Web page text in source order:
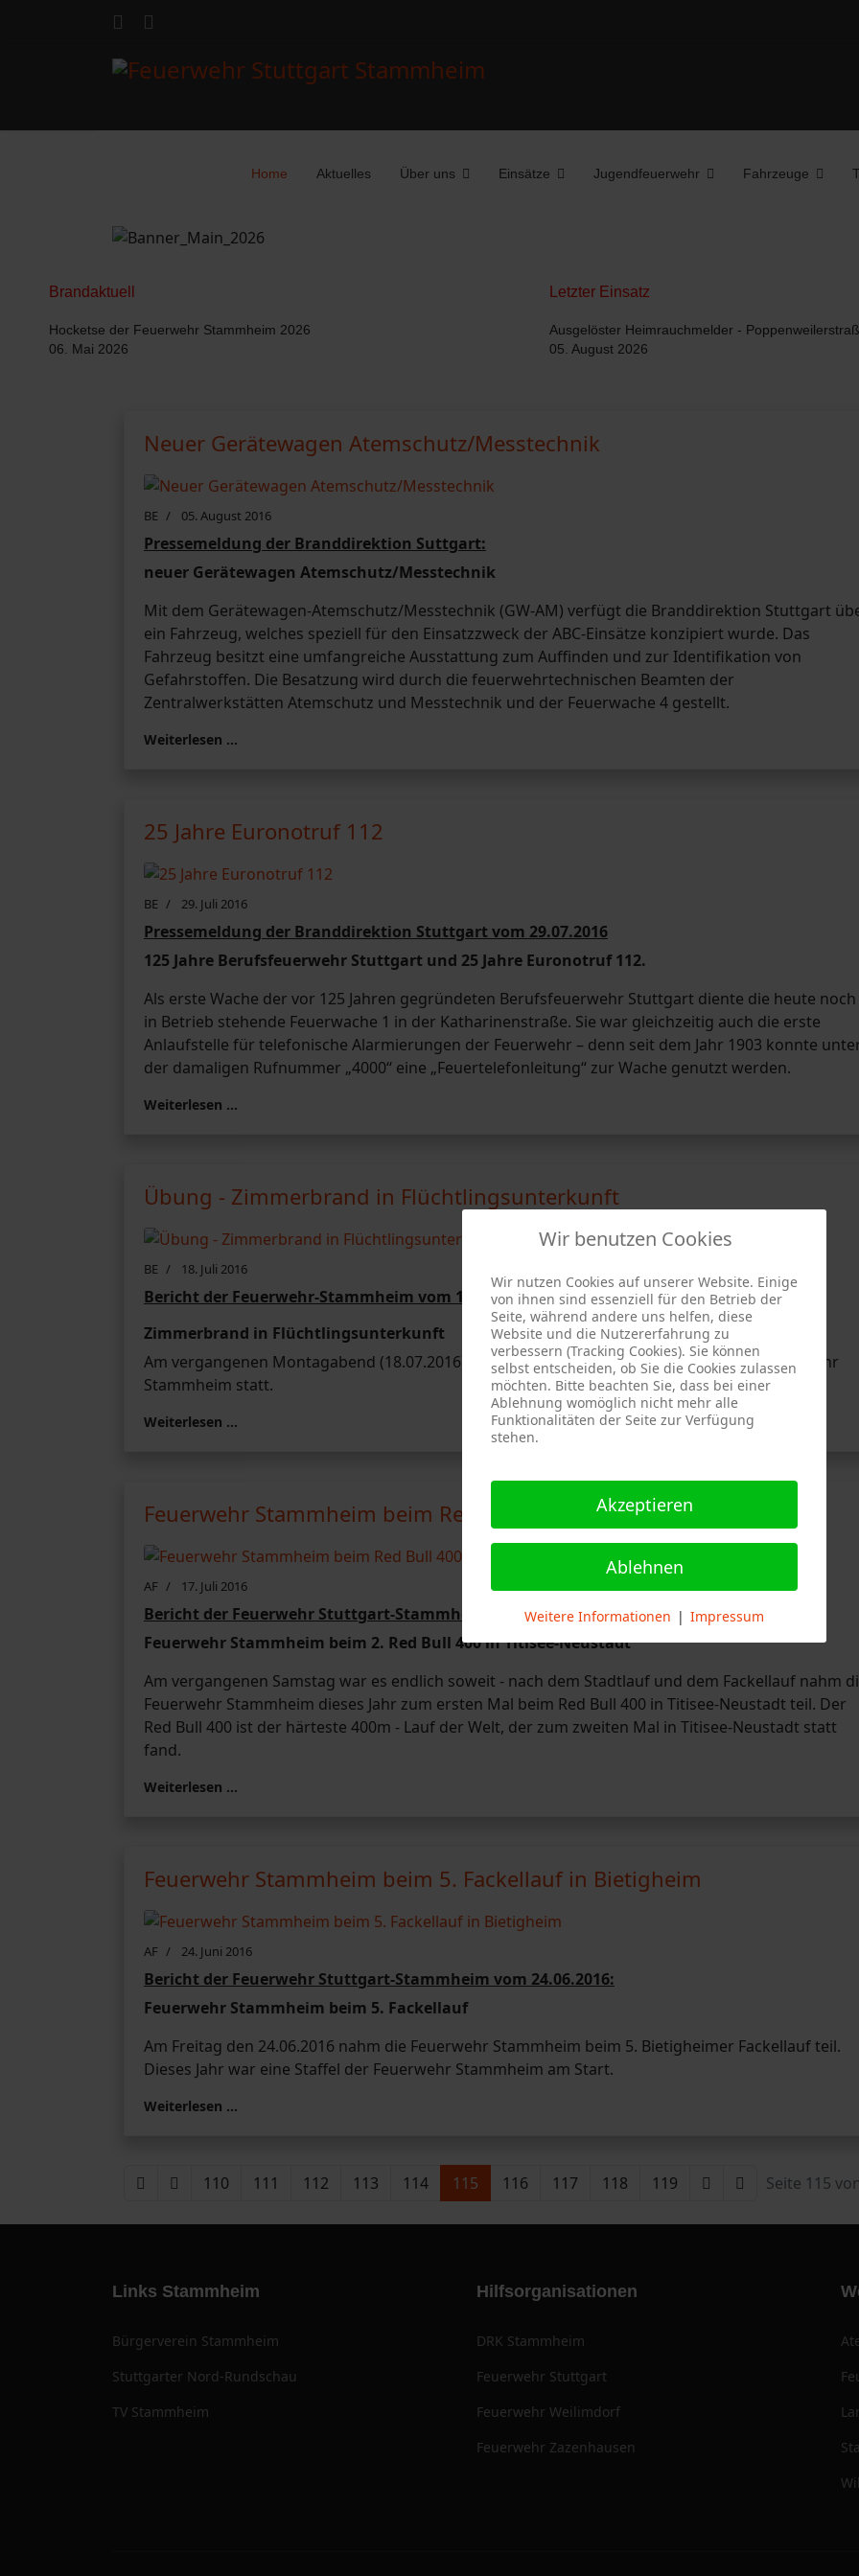
Home Aktuelles Über uns Einsätze Jugendfeuerwehr Fahrzeuge
Brandaktuell
Hocketse der Feuerwehr Stammheim 2026
06. Mai 2026
Letzter Einsatz
Ausgelöster Heimrauchmelder -
05. August 2026
Neuer Gerätewagen Atemschutz/Messtechnik
BE 05. August 2016
Pressemeldung der Branddirektion Suttgart:
neuer Gerätewagen Atemschutz/Messtechnik
Mit dem Gerätewagen-Atemschutz/Messtechnik (GW-AM) verfügt die Branddirektion Stuttgart
ein Fahrzeug, welches speziell für den Einsatzzweck der ABC-Einsätze konzipiert wurde. Das
Fahrzeug besitzt eine umfangreiche Ausstattung zum Auffinden und zur Identifikation von
Gefahrstoffen. Die Besatzung wird durch die feuerwehrtechnischen Beamten der
Zentralwerkstätten Atemschutz und Messtechnik und der Feuerwache 4 gestellt.
Weiterlesen …
25 Jahre Euronotruf 112
BE 29. Juli 2016
Pressemeldung der Branddirektion Stuttgart vom 29.07.2016
125 Jahre Berufsfeuerwehr Stuttgart und 25 Jahre Euronotruf 112.
Als erste Wache der vor 125 Jahren gegründeten Berufsfeuerwehr Stuttgart diente die heute noch
in Betrieb stehende Feuerwache 1 in der Katharinenstraße. Sie war gleichzeitig auch die erste
Anlaufstelle für telefonische Alarmierungen der Feuerwehr – denn seit dem Jahr 1903 konnte
der damaligen Rufnummer „4000“ eine „Feuertelefonleitung“ zur Wache genutzt werden.
Weiterlesen …
Übung - Zimmerbrand in Flüchtlingsunterkunft
BE 18. Juli 2016
Bericht der Feuerwehr-Stammheim vom 18.07.2016:
Zimmerbrand in Flüchtlingsunterkunft
Am vergangenen Montagabend (18.07.2016) fand eine Einsatzübung der Freiwilligen Feuerwehr
Stammheim statt.
Weiterlesen …
Feuerwehr Stammheim beim Red Bull 400 in Titisee-Neustadt
AF 17. Juli 2016
Bericht der Feuerwehr Stuttgart-Stammheim vom 16.07.2016:
Feuerwehr Stammheim beim 2. Red Bull 400 in Titisee-Neustadt
Am vergangenen Samstag war es endlich soweit - nach dem Stadtlauf und dem Fackellauf nahm
Feuerwehr Stammheim dieses Jahr zum ersten Mal beim Red Bull 400 in Titisee-Neustadt teil. Der
Red Bull 400 ist der härteste 400m - Lauf der Welt, der zum zweiten Mal in Titisee-Neustadt statt
fand.
Weiterlesen …
Feuerwehr Stammheim beim 5. Fackellauf in Bietigheim
AF 24. Juni 2016
Bericht der Feuerwehr Stuttgart-Stammheim vom 24.06.2016:
Feuerwehr Stammheim beim 5. Fackellauf
Am Freitag den 24.06.2016 nahm die Feuerwehr Stammheim beim 5. Bietigheimer Fackellauf teil.
Dieses Jahr war eine Staffel der Feuerwehr Stammheim am Start.
Weiterlesen …
110 111 112 113 114 115 116 117 118 119 Seite 115
Links Stammheim
Bürgerverein Stammheim
Stuttgarter Nord-Rundschau
TV Stammheim
Hilfsorganisationen
DRK Stammheim
Feuerwehr Stuttgart
Feuerwehr Weilimdorf
Feuerwehr Zazenhausen
Wir benutzen Cookies
Wir nutzen Cookies auf unserer Website. Einige
von ihnen sind essenziell für den Betrieb der
Seite, während andere uns helfen, diese
Website und die Nutzererfahrung zu
verbessern (Tracking Cookies). Sie können
selbst entscheiden, ob Sie die Cookies zulassen
möchten. Bitte beachten Sie, dass bei einer
Ablehnung womöglich nicht mehr alle
Funktionalitäten der Seite zur Verfügung
stehen.
Akzeptieren
Ablehnen
Weitere Informationen | Impressum